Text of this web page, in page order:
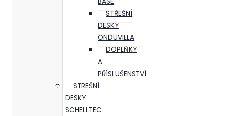
STŘEŠNÍ
DESKY
ONDUVILLA
DOPLŇKY
A
PŘÍSLUŠENSTVÍ
STREŠNÍ
DESKY
SCHELLTEC